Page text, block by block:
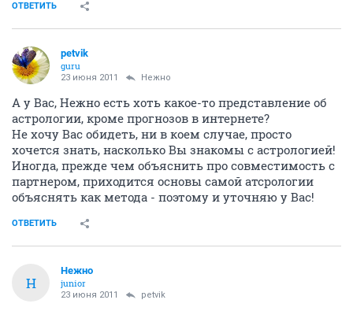
ОТВЕТИТЬ
petvik
guru
23 июня 2011 Нежно
А у Вас, Нежно есть хоть какое-то представление об
астрологии, кроме прогнозов в интернете?
Не хочу Вас обидеть, ни в коем случае, просто
хочется знать, насколько Вы знакомы с астрологией!
Иногда, прежде чем объяснить про совместимость с
партнером, приходится основы самой атсрологии
объяснять как метода - поэтому и уточняю у Вас!
ОТВЕТИТЬ
Н
Нежно
junior
23 июня 2011 petvik